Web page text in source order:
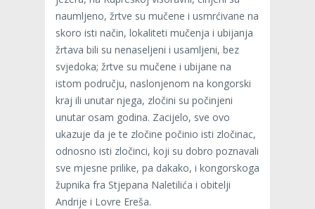
naumljeno, žrtve su mučene i usmrćivane na
skoro isti način, lokaliteti mučenja i ubijanja
žrtava bili su nenaseljeni i usamljeni, bez
svjedoka; žrtve su mučene i ubijane na
istom području, naslonjenom na kongorski
kraj ili unutar njega, zločini su počinjeni
unutar osam godina. Zacijelo, sve ovo
ukazuje da je te zločine počinio isti zločinac,
odnosno isti zločinci, koji su dobro poznavali
sve mjesne prilike, pa dakako, i kongorskoga
župnika fra Stjepana Naletilića i obitelji
Andrije i Lovre Ereša.